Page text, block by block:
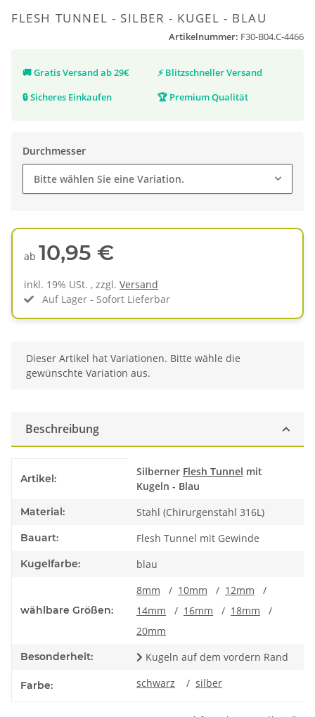
FLESH TUNNEL - SILBER - KUGEL - BLAU
Artikelnummer: F30-B04.C-4466
🚚Gratis Versand ab 29€ ⚡ Blitzschneller Versand
🔒Sicheres Einkaufen 🏆 Premium Qualität
Durchmesser
Bitte wählen Sie eine Variation.
ab 10,95 €
inkl. 19% USt. , zzgl. Versand
Auf Lager - Sofort Lieferbar
x
Dieser Artikel hat Variationen. Bitte wähle die
gewünschte Variation aus.
Beschreibung
Artikel:
Silberner Flesh Tunnel mit
Kugeln - Blau
Material: Stahl (Chirurgenstahl 316L)
Bauart: Flesh Tunnel mit Gewinde
Kugelfarbe: blau
wählbare Größen:
8mm / 10mm / 12mm
/
14mm
/ 16mm / 18mm
/
20mm
Besonderheit: Kugeln auf dem vordern Rand
Farbe: schwarz / silber